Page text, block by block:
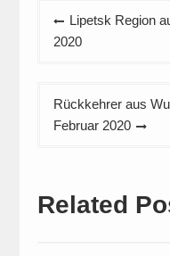
Lipetsk Region
2020
Rückkehrer aus
Februar 2020
Related